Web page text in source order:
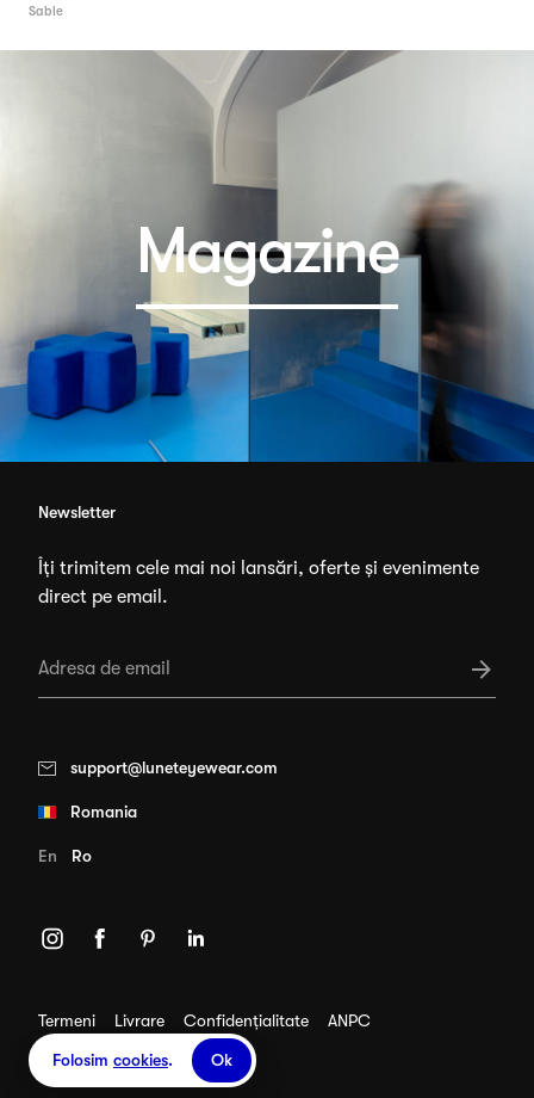
Sable
Magazine
Newsletter
Îți trimitem cele mai noi lansări, oferte și evenimente
direct pe email.
support@luneteyewear.com
Romania
En Ro
© 2026 LUNET
Termeni Livrare Confidențialitate ANPC